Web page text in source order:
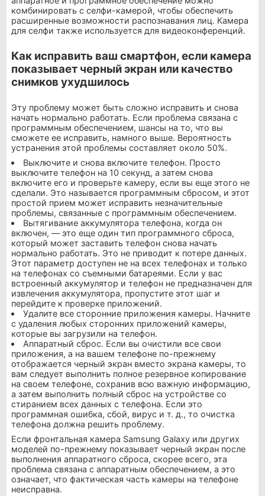
комбинировать с селфи-камерой, чтобы обеспечить
расширенные возможности распознавания лиц. Камера
для селфи также используется для видеоконференций.
Как исправить ваш смартфон, если камера
показывает черный экран или качество
снимков ухудшилось
Эту проблему может быть сложно исправить и снова
начать нормально работать. Если проблема связана с
программным обеспечением, шансы на то, что вы
сможете ее исправить, намного выше. Вероятность
устранения этой проблемы составляет около 50%.
Выключите и снова включите телефон. Просто
выключите телефон на 10 секунд, а затем снова
включите его и проверьте камеру, если вы еще этого не
сделали. Это называется программным сбросом, и этот
простой прием может исправить незначительные
проблемы, связанные с программным обеспечением.
Вытягивание аккумулятора телефона, когда он
включен, — это еще один тип программного сброса,
который может заставить телефон снова начать
нормально работать. Это не приводит к потере данных.
Этот параметр доступен не на всех телефонах и только
на телефонах со съемными батареями. Если у вас
встроенный аккумулятор и телефон не предназначен для
извлечения аккумулятора, пропустите этот шаг и
перейдите к проверке приложений.
Удалите все сторонние приложения камеры. Начните
с удаления любых сторонних приложений камеры,
которые вы загрузили на телефон.
Аппаратный сброс. Если вы очистили все свои
приложения, а на вашем телефоне по-прежнему
отображается черный экран вместо экрана камеры, то
вам следует выполнить полное резервное копирование
на своем телефоне, сохранив всю важную информацию,
а затем выполнить полный сброс на устройстве со
стиранием всех данных с телефона. Если это
программная ошибка, сбой, вирус и т. д., то очистка
телефона должна решить проблему.
Если фронтальная камера Samsung Galaxy или других
моделей по-прежнему показывает черный экран после
выполнения аппаратного сброса, скорее всего, эта
проблема связана с аппаратным обеспечением, а это
означает, что фактическая часть камеры на телефоне
неисправна.